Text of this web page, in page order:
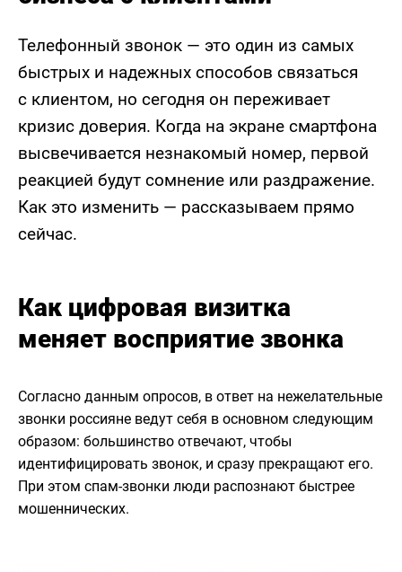
Телефонный звонок — это один из самых
быстрых и надежных способов связаться
с клиентом, но сегодня он переживает
кризис доверия. Когда на экране смартфона
высвечивается незнакомый номер, первой
реакцией будут сомнение или раздражение.
Как это изменить — рассказываем прямо
сейчас.
Как цифровая визитка
меняет восприятие звонка
Согласно данным опросов, в ответ на нежелательные
звонки россияне ведут себя в основном следующим
образом: большинство отвечают, чтобы
идентифицировать звонок, и сразу прекращают его.
При этом спам-звонки люди распознают быстрее
мошеннических.